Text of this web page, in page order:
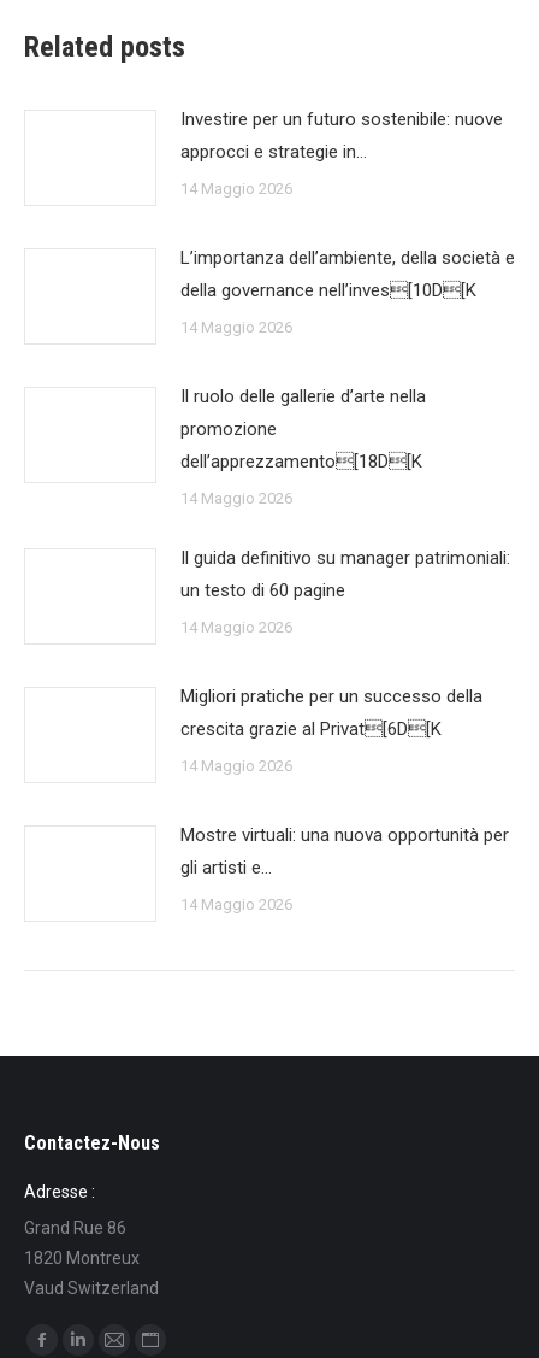
Related posts
Investire per un futuro sostenibile: nuove
approcci e strategie in…
14 Maggio 2026
L’importanza dell’ambiente, della società e
della governance nell’inves[10D[K
14 Maggio 2026
Il ruolo delle gallerie d’arte nella
promozione
dell’apprezzamento[18D[K
14 Maggio 2026
Il guida definitivo su manager patrimoniali:
un testo di 60 pagine
14 Maggio 2026
Migliori pratiche per un successo della
crescita grazie al Privat[6D[K
14 Maggio 2026
Mostre virtuali: una nuova opportunità per
gli artisti e…
14 Maggio 2026
Contactez-Nous
Adresse :
Grand Rue 86
1820 Montreux
Vaud Switzerland
Ci puoi trovare su: